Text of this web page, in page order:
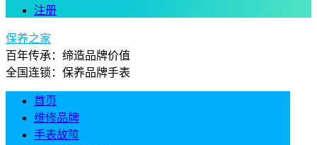
注册
保养之家
百年传承：缔造品牌价值
全国连锁：保养品牌手表
首页
维修品牌
手表故障